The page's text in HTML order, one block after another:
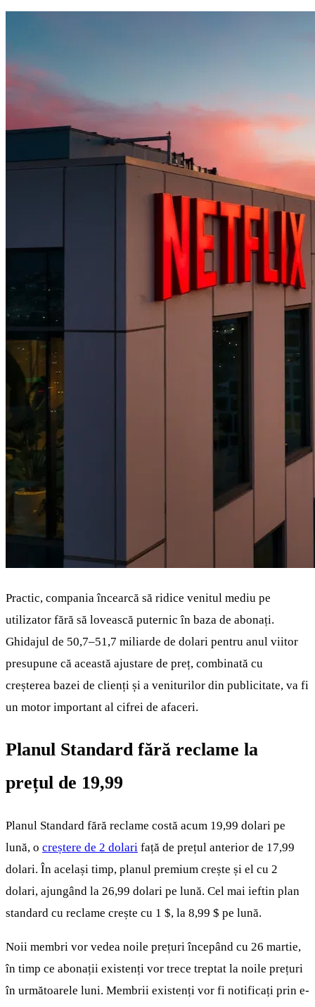
Practic, compania încearcă să ridice venitul mediu pe
utilizator fără să lovească puternic în baza de abonați.
Ghidajul de 50,7–51,7 miliarde de dolari pentru anul viitor
presupune că această ajustare de preț, combinată cu
creșterea bazei de clienți și a veniturilor din publicitate, va fi
un motor important al cifrei de afaceri.
Planul Standard fără reclame la
prețul de 19,99
Planul Standard fără reclame costă acum 19,99 dolari pe
lună, o creștere de 2 dolari față de prețul anterior de 17,99
dolari. În același timp, planul premium crește și el cu 2
dolari, ajungând la 26,99 dolari pe lună. Cel mai ieftin plan
standard cu reclame crește cu 1 $, la 8,99 $ pe lună.
Noii membri vor vedea noile prețuri începând cu 26 martie,
în timp ce abonații existenți vor trece treptat la noile prețuri
în următoarele luni. Membrii existenți vor fi notificați prin e-